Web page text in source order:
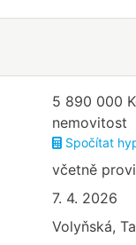
5 890 000
nemovitost
Spočítat
včetně
7. 4. 2026
Volyňská,